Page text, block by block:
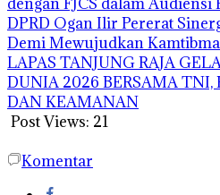
DPRD Ogan Ilir Pererat
Demi Mewujudkan
LAPAS TANJUNG RAJA
DUNIA 2026 BERSAMA TNI,
DAN KEAMANAN
Post Views: 21
Komentar